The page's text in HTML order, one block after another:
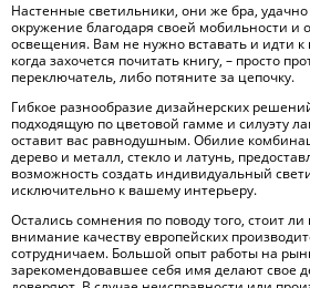
Настенные светильники, они же бра,
окружение благодаря своей мобильности и
освещения. Вам не нужно вставать и идти
когда захочется почитать книгу, – просто
переключатель, либо потяните за цепочку.
Гибкое разнообразие дизайнерских
подходящую по цветовой гамме и силуэту
оставит вас равнодушным. Обилие
дерево и металл, стекло и латунь,
возможность создать индивидуальный
исключительно к вашему интерьеру.
Остались сомнения по поводу того, стоит ли
внимание качеству европейских
сотрудничаем. Большой опыт работы на
зарекомендовавшее себя имя делают свое